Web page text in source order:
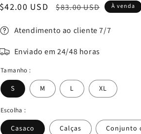
Preço
venda
$42.00 USD
Preço
$83.00 USD À venda
Atendimento ao cliente 7/7
Enviado em 24/48 horas
Tamanho :
S M L XL
Escolha :
Casaco Calças Conjunto